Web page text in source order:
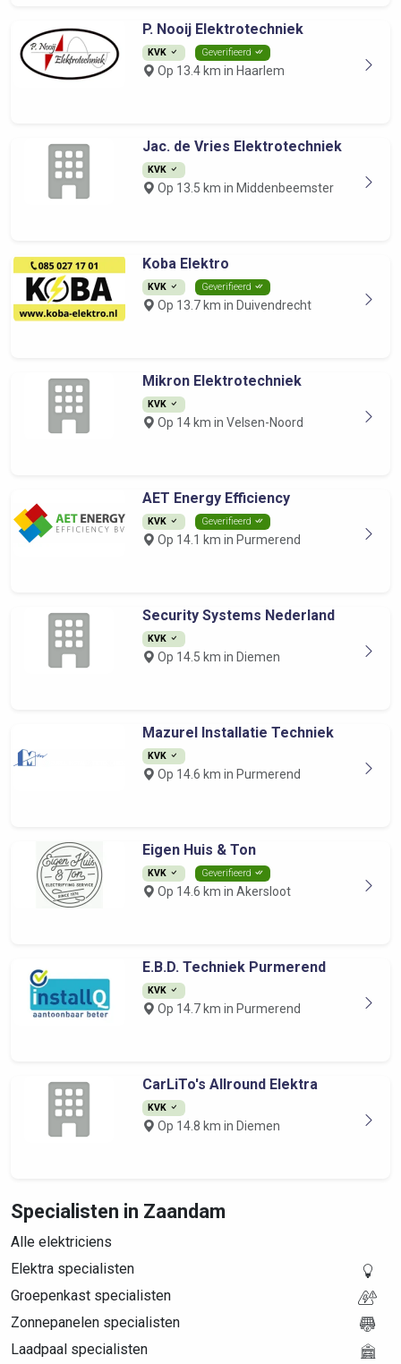
P. Nooij Elektrotechniek
KVK Geverifieerd
Op 13.4 km in Haarlem
Jac. de Vries Elektrotechniek
KVK
Op 13.5 km in Middenbeemster
Koba Elektro
KVK Geverifieerd
Op 13.7 km in Duivendrecht
Mikron Elektrotechniek
KVK
Op 14 km in Velsen-Noord
AET Energy Efficiency
KVK Geverifieerd
Op 14.1 km in Purmerend
Security Systems Nederland
KVK
Op 14.5 km in Diemen
Mazurel Installatie Techniek
KVK
Op 14.6 km in Purmerend
Eigen Huis & Ton
KVK Geverifieerd
Op 14.6 km in Akersloot
E.B.D. Techniek Purmerend
KVK
Op 14.7 km in Purmerend
CarLiTo's Allround Elektra
KVK
Op 14.8 km in Diemen
Specialisten in Zaandam
Alle elektriciens
Elektra specialisten
Groepenkast specialisten
Zonnepanelen specialisten
Laadpaal specialisten